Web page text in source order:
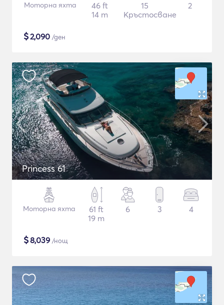
Моторна яхта
46 ft
14 m
15
Кръстосване
2
$2,090 /ден
Princess 61
Моторна яхта
61 ft
19 m
6 3 4
$8,039 /нощ